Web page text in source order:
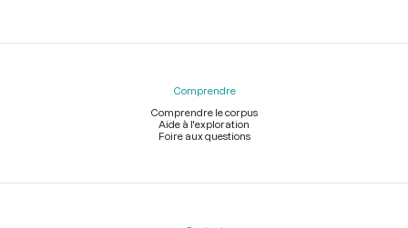
Comprendre
Comprendre le corpus
Aide à l'exploration
Foire aux questions